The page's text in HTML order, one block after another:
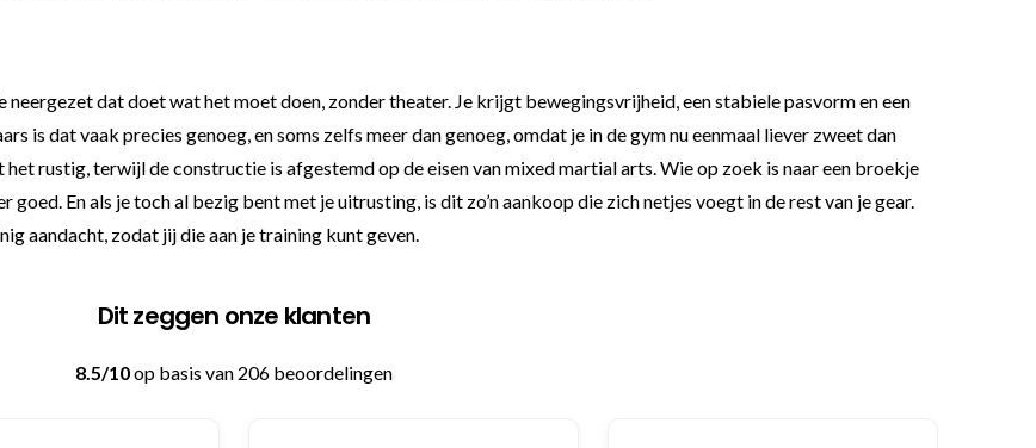
dat doet wat het moet doen, zonder theater. Je krijgt bewegingsvrijheid, een stabiele pasvorm en een
is dat vaak precies genoeg, en soms zelfs meer dan genoeg, omdat je in de gym nu eenmaal liever zweet dan
rustig, terwijl de constructie is afgestemd op de eisen van mixed martial arts. Wie op zoek is naar een broekje
En als je toch al bezig bent met je uitrusting, is dit zo’n aankoop die zich netjes voegt in de rest van je gear.
aandacht, zodat jij die aan je training kunt geven.
Dit zeggen onze klanten
8.5/10op basis van 206 beoordelingen